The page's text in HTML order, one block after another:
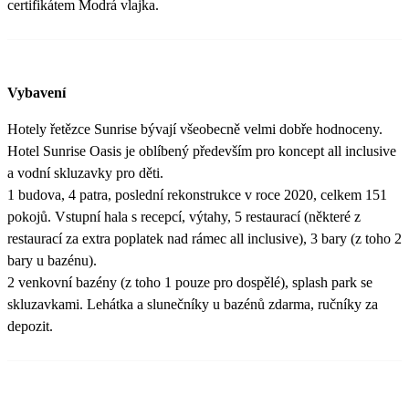
certifikátem Modrá vlajka.
Vybavení
Hotely řetězce Sunrise bývají všeobecně velmi dobře hodnoceny.
Hotel Sunrise Oasis je oblíbený především pro koncept all inclusive
a vodní skluzavky pro děti.
1 budova, 4 patra, poslední rekonstrukce v roce 2020, celkem 151
pokojů. Vstupní hala s recepcí, výtahy, 5 restaurací (některé z
restaurací za extra poplatek nad rámec all inclusive), 3 bary (z toho 2
bary u bazénu).
2 venkovní bazény (z toho 1 pouze pro dospělé), splash park se
skluzavkami. Lehátka a slunečníky u bazénů zdarma, ručníky za
depozit.